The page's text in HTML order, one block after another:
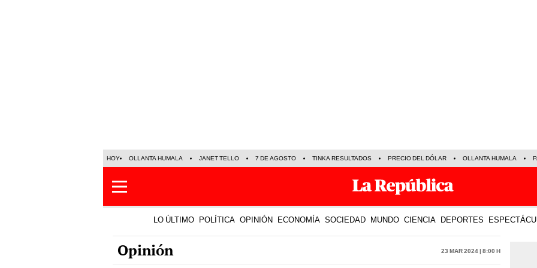
HOY OLLANTA HUMALA JANET TELLO 7 DE AGOSTO TINKA RESULTADOS PRECIO DEL DÓLAR OLLANTA HUMALA
LO ÚLTIMO POLÍTICA OPINIÓN ECONOMÍA SOCIEDAD MUNDO CIENCIA DEPORTES
Opinión 23 Mar 2024 | 8:00 h